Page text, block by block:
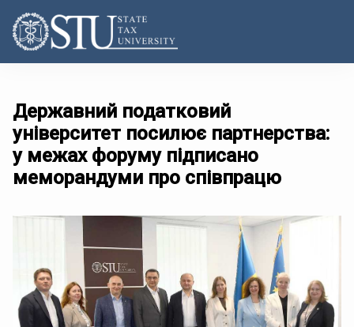
Державний податковий
університет посилює партнерства:
у межах форуму підписано
меморандуми про співпрацю